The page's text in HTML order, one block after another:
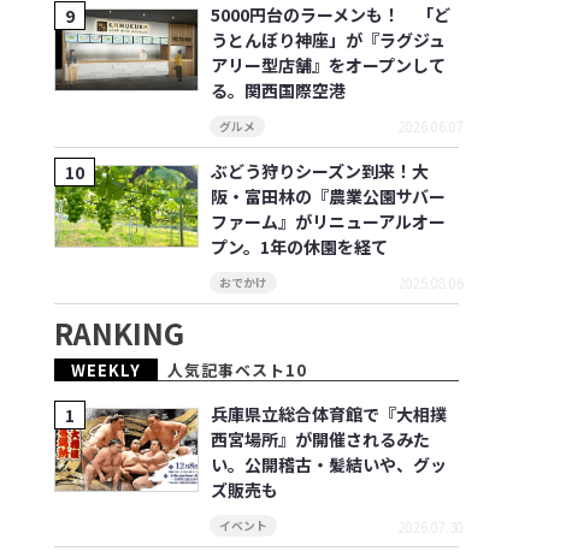
5000円台のラーメンも！ 「ど
うとんぼり神座」が『ラグジュ
アリー型店舗』をオープンして
る。関西国際空港
グルメ 2026.06.07
ぶどう狩りシーズン到来！大
阪・富田林の『農業公園サバー
ファーム』がリニューアルオー
プン。1年の休園を経て
おでかけ 2025.08.06
RANKING
WEEKLY 人気記事ベスト10
兵庫県立総合体育館で『大相撲
西宮場所』が開催されるみた
い。公開稽古・髪結いや、グッ
ズ販売も
イベント 2026.07.30